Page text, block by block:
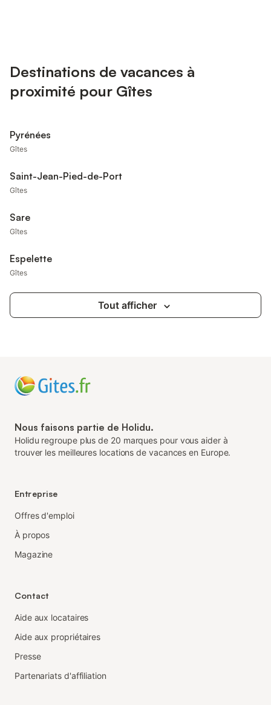
Destinations de vacances à
proximité pour Gîtes
Pyrénées
Gîtes
Saint-Jean-Pied-de-Port
Gîtes
Sare
Gîtes
Espelette
Gîtes
Tout afficher
Nous faisons partie de Holidu.
Holidu regroupe plus de 20 marques pour vous aider à
trouver les meilleures locations de vacances en Europe.
Entreprise
Offres d'emploi
À propos
Magazine
Contact
Aide aux locataires
Aide aux propriétaires
Presse
Partenariats d'affiliation